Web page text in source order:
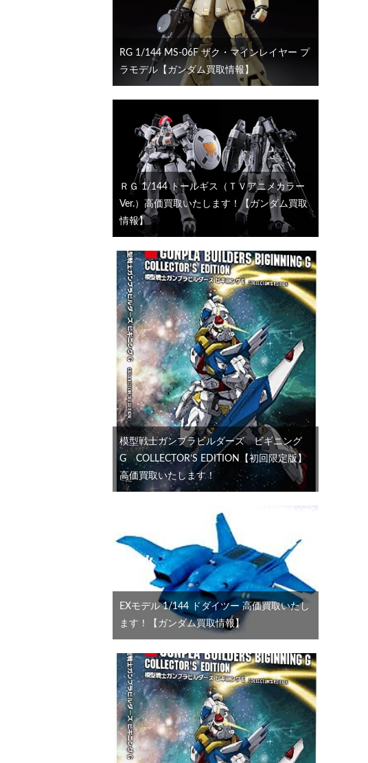
RG 1/144 MS-06F ザク・マインレイヤー プ
ラモデル【ガンダム買取情報】
ＲＧ 1/144 トールギス（ＴＶアニメカラー
Ver.）高価買取いたします！【ガンダム買取
情報】
模型戦士ガンプラビルダーズ ビギニング
G COLLECTOR’S EDITION【初回限定版】
高価買取いたします！
EXモデル 1/144 ドダイツー 高価買取いたし
ます！【ガンダム買取情報】